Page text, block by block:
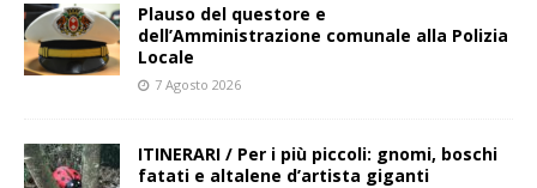
Plauso del questore e
dell’Amministrazione comunale alla Polizia
Locale
7 Agosto 2026
ITINERARI / Per i più piccoli: gnomi, boschi
fatati e altalene d’artista giganti